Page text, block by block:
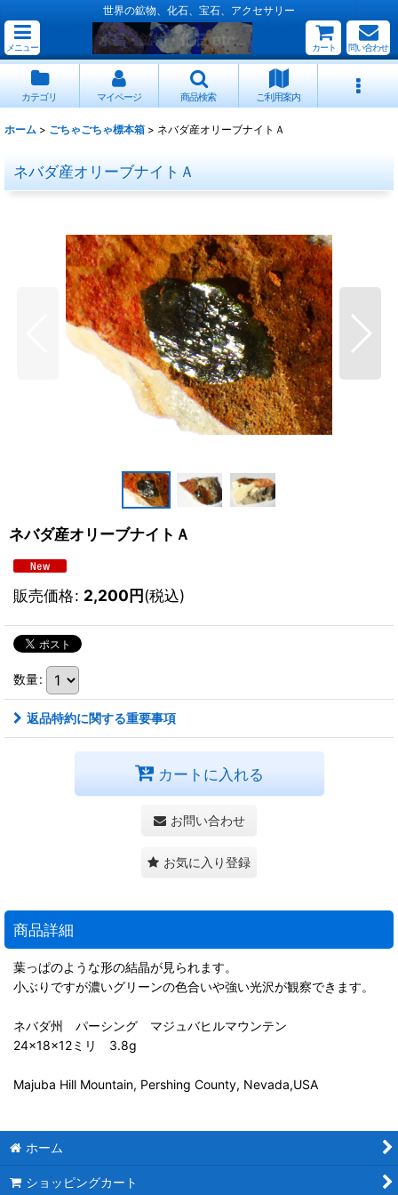
世界の鉱物、化石、宝石、アクセサリー
メニュー カート 問い合わせ
カテゴリ マイページ 商品検索 ご利用案内
ホーム > ごちゃごちゃ標本箱 > ネバダ産オリーブナイトＡ
ネバダ産オリーブナイトＡ
ネバダ産オリーブナイトＡ
販売価格: 2,200円(税込)
数量:
返品特約に関する重要事項
カートに入れる
お問い合わせ
お気に入り登録
商品詳細
葉っぱのような形の結晶が見られます。
小ぶりですが濃いグリーンの色合いや強い光沢が観察できます。
ネバダ州 パーシング マジュバヒルマウンテン
24×18×12ミリ 3.8g
Majuba Hill Mountain, Pershing County, Nevada,USA
ホーム
ショッピングカート